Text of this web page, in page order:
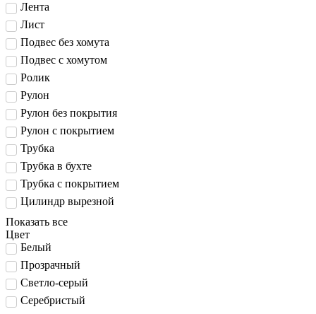
Лента
Лист
Подвес без хомута
Подвес с хомутом
Ролик
Рулон
Рулон без покрытия
Рулон с покрытием
Трубка
Трубка в бухте
Трубка с покрытием
Цилиндр вырезной
Показать все
Цвет
Белый
Прозрачный
Светло-серый
Серебристый